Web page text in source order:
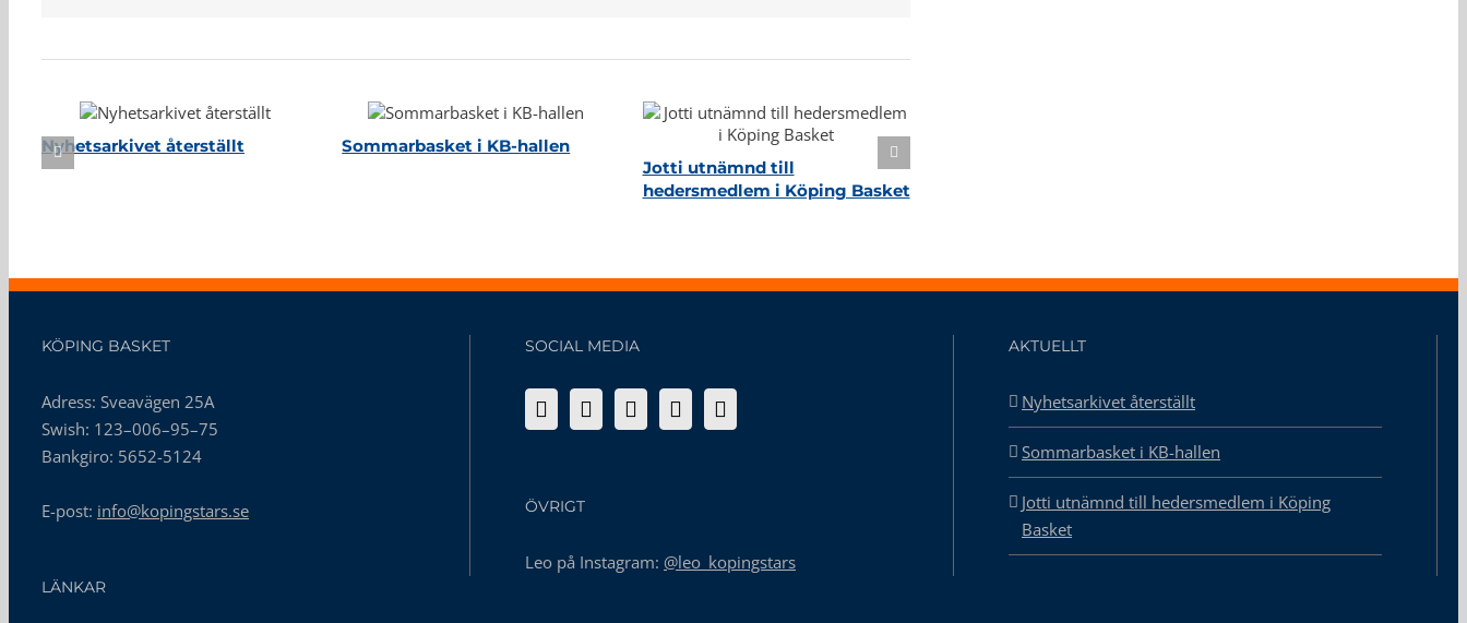
Nyhetsarkivet återställt
Sommarbasket i KB-hallen
Jotti utnämnd till
hedersmedlem i Köping Basket
KÖPING BASKET
Adress: Sveavägen 25A
Swish: 123–006–95–75
Bankgiro: 5652-5124
E-post: info@kopingstars.se
SOCIAL MEDIA
ÖVRIGT
Leo på Instagram: @leo_kopingstars
AKTUELLT
Nyhetsarkivet återställt
Sommarbasket i KB-hallen
Jotti utnämnd till hedersmedlem i Köping
Basket
LÄNKAR